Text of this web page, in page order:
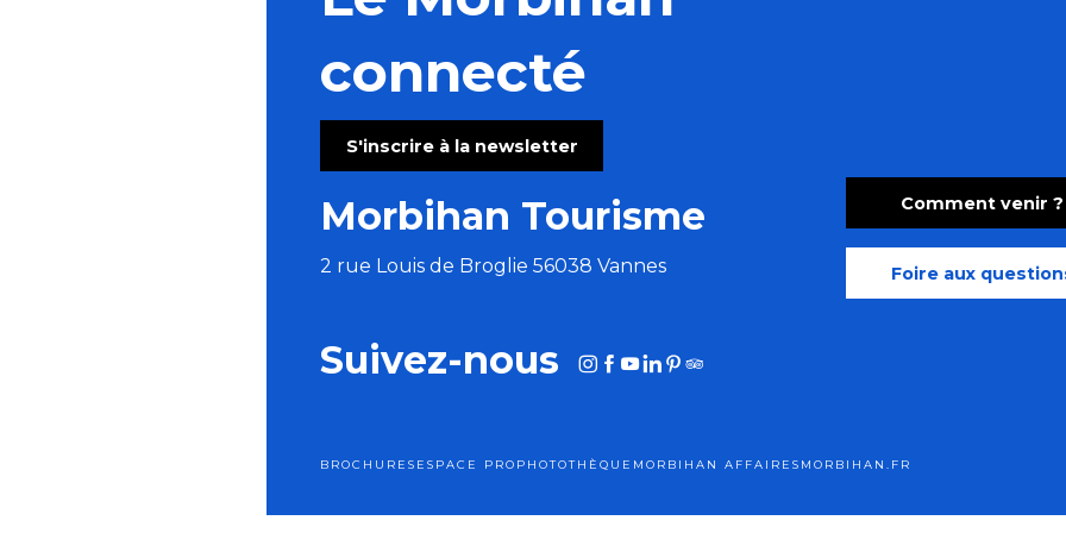
Les grandes échappées : les secrets de Saint-Fiacre
Fête de l'agriculture et de l'ostréiculture
Concert de Christophe Guillemot - harpiste luthier
Du Val Sans Retour au Graal avec Guillaume
connecté
S'inscrire à la newsletter
Morbihan Tourisme
2 rue Louis de Broglie 56038 Vannes
Comment venir ?
Foire aux
Suivez-nous
BROCHURES ESPACE PRO PHOTOTHÈQUE MORBIHAN AFFAIRES MORBIHAN.FR